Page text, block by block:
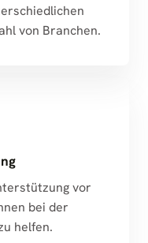
von Branchen.
vor
bei der
helfen.